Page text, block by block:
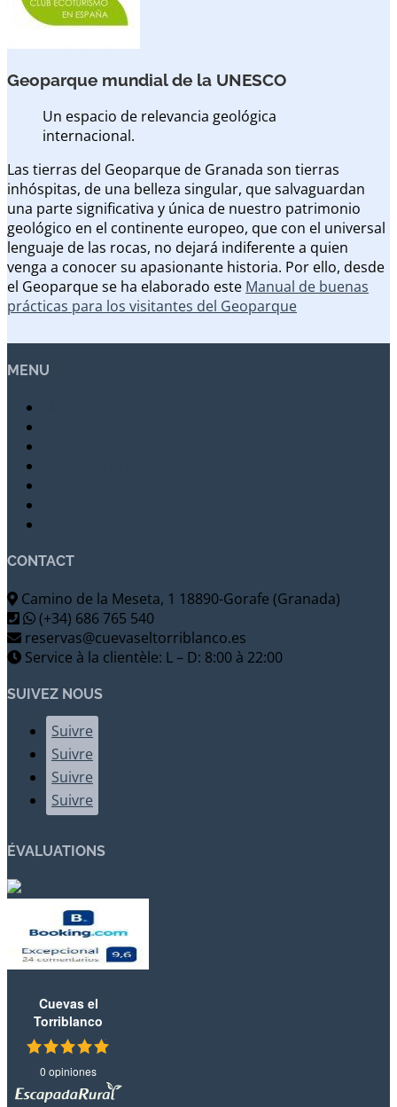
Geoparque mundial de la UNESCO
Un espacio de relevancia geológica
internacional.
Las tierras del Geoparque de Granada son tierras
inhóspitas, de una belleza singular, que salvaguardan
una parte significativa y única de nuestro patrimonio
geológico en el continente europeo, que con el universal
lenguaje de las rocas, no dejará indiferente a quien
venga a conocer su apasionante historia. Por ello, desde
el Geoparque se ha elaborado este Manual de buenas
prácticas para los visitantes del Geoparque
MENU
CONTACT
Camino de la Meseta, 1 18890-Gorafe (Granada)
(+34) 686 765 540
reservas@cuevaseltorriblanco.es
Service à la clientèle: L – D: 8:00 à 22:00
SUIVEZ NOUS
Suivre
Suivre
Suivre
Suivre
ÉVALUATIONS
Cuevas el
Torriblanco
0 opiniones